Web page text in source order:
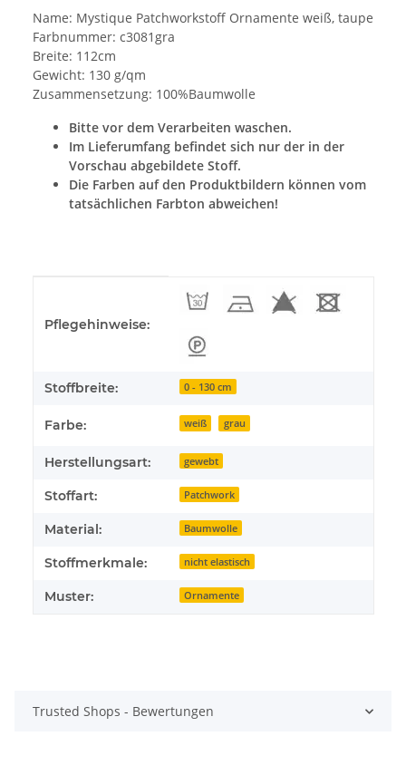
Name: Mystique Patchworkstoff Ornamente weiß, taupe
Farbnummer: c3081gra
Breite: 112cm
Gewicht: 130 g/qm
Zusammensetzung: 100%Baumwolle
Bitte vor dem Verarbeiten waschen.
Im Lieferumfang befindet sich nur der in der
Vorschau abgebildete Stoff.
Die Farben auf den Produktbildern können vom
tatsächlichen Farbton abweichen!
Pflegehinweise:
Stoffbreite: 0 - 130 cm
Farbe: weiß grau
Herstellungsart: gewebt
Stoffart: Patchwork
Material: Baumwolle
Stoffmerkmale: nicht elastisch
Muster: Ornamente
Trusted Shops - Bewertungen